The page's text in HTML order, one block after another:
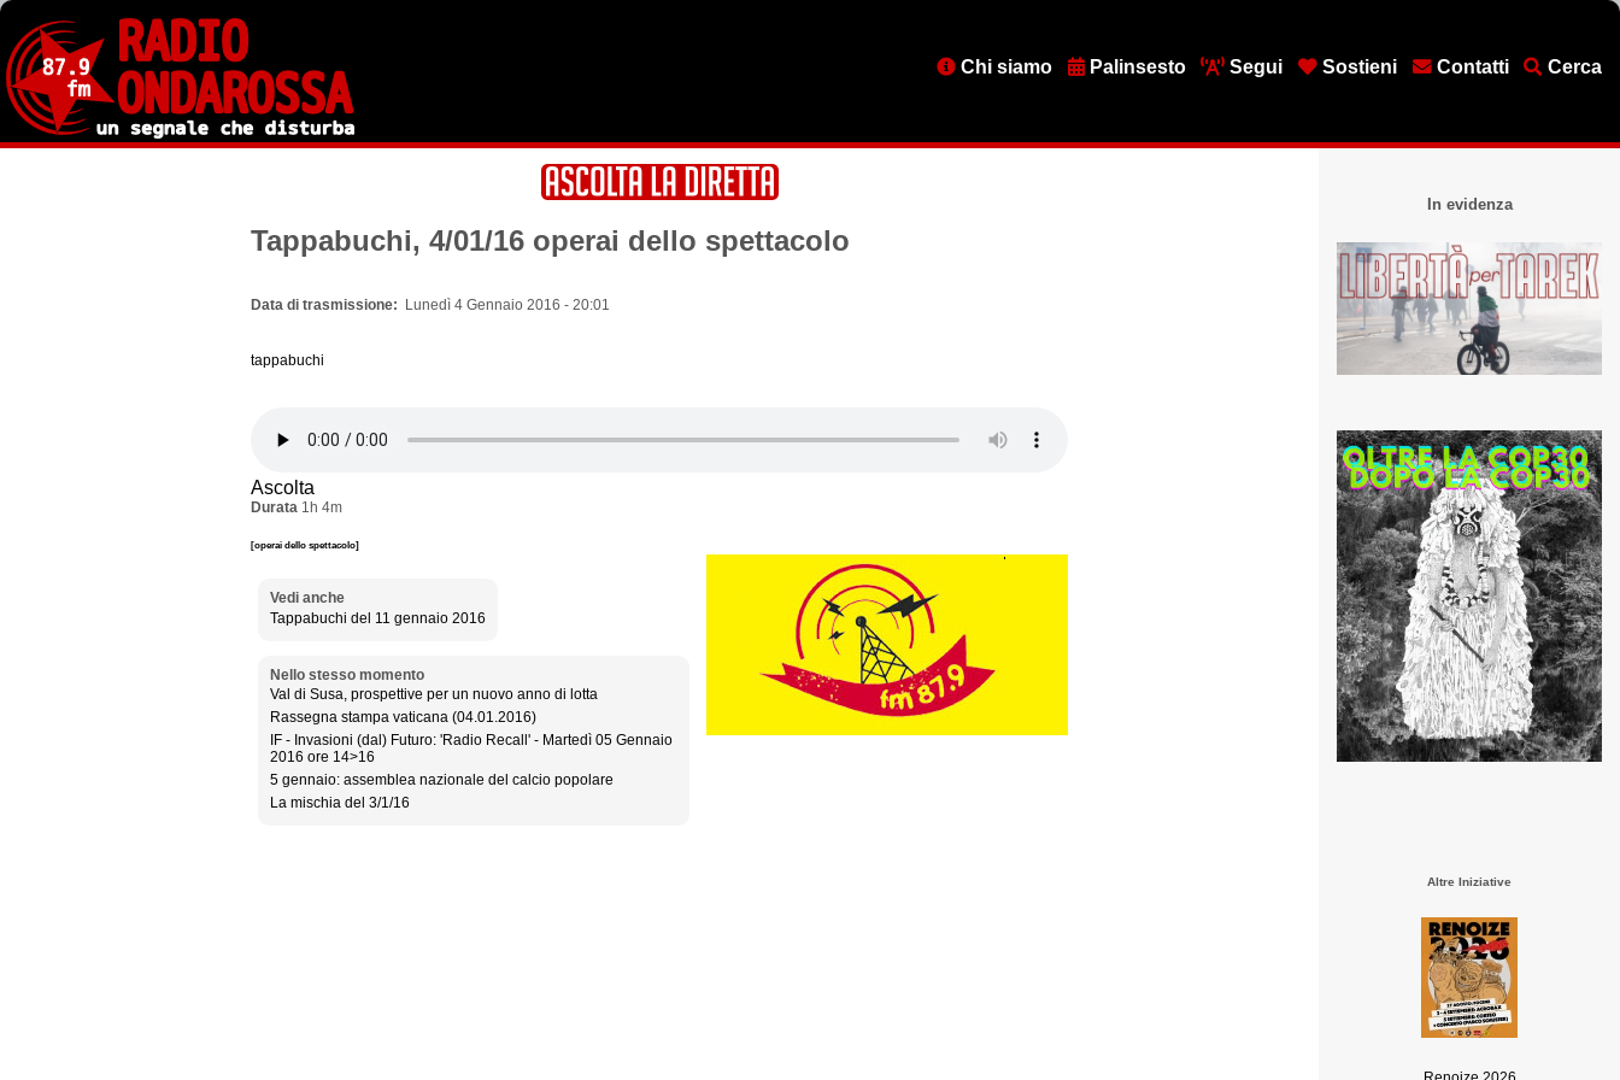
Salta
contenuto
principale
MenuChi siamo Palinsesto Segui Sostieni Contatti Cerca
Tappabuchi, 4/01/16 operai dello spettacolo
Data di trasmissione Lunedì 4 Gennaio 2016 - 20:01
tappabuchi
Ascolta
Durata 1h 4m
[operai dello spettacolo]
Vedi anche
Tappabuchi del 11 gennaio 2016
Nello stesso momento
Val di Susa, prospettive per un nuovo anno di lotta
Rassegna stampa vaticana (04.01.2016)
IF - Invasioni (dal) Futuro: 'Radio Recall' - Martedì 05 Gennaio
2016 ore 14>16
5 gennaio: assemblea nazionale del calcio popolare
La mischia del 3/1/16
In evidenza
Altre Iniziative